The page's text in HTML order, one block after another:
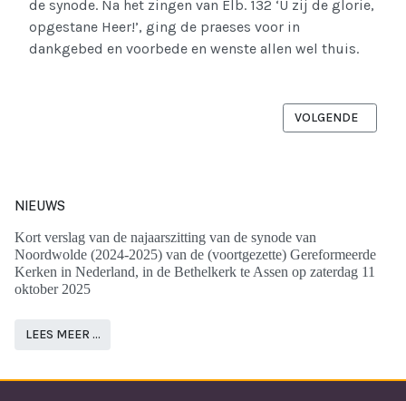
de synode. Na het zingen van Elb. 132 ‘U zij de glorie,
opgestane Heer!’, ging de praeses voor in
dankgebed en voorbede en wenste allen wel thuis.
VOLGENDE
VOLGENDE
NIEUWS
Kort verslag van de najaarszitting van de synode van
Noordwolde (2024-2025) van de (voortgezette) Gereformeerde
Kerken in Nederland, in de Bethelkerk te Assen op zaterdag 11
oktober 2025
LEES MEER …